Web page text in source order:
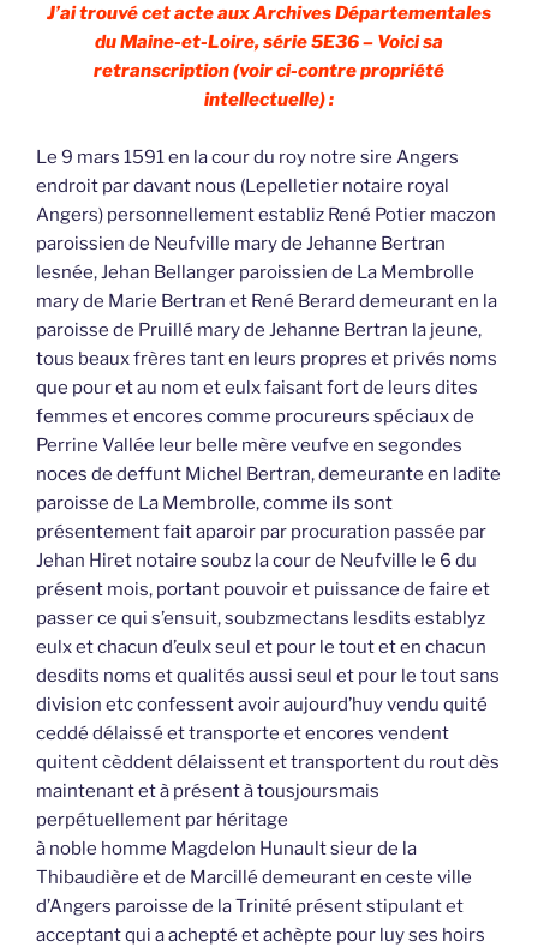
J’ai trouvé cet acte aux Archives Départementales
du Maine-et-Loire, série 5E36 – Voici sa
retranscription (voir ci-contre propriété
intellectuelle) :
Le 9 mars 1591 en la cour du roy notre sire Angers
endroit par davant nous (Lepelletier notaire royal
Angers) personnellement establiz René Potier maczon
paroissien de Neufville mary de Jehanne Bertran
lesnée, Jehan Bellanger paroissien de La Membrolle
mary de Marie Bertran et René Berard demeurant en la
paroisse de Pruillé mary de Jehanne Bertran la jeune,
tous beaux frères tant en leurs propres et privés noms
que pour et au nom et eulx faisant fort de leurs dites
femmes et encores comme procureurs spéciaux de
Perrine Vallée leur belle mère veufve en segondes
noces de deffunt Michel Bertran, demeurante en ladite
paroisse de La Membrolle, comme ils sont
présentement fait aparoir par procuration passée par
Jehan Hiret notaire soubz la cour de Neufville le 6 du
présent mois, portant pouvoir et puissance de faire et
passer ce qui s’ensuit, soubzmectans lesdits establyz
eulx et chacun d’eulx seul et pour le tout et en chacun
desdits noms et qualités aussi seul et pour le tout sans
division etc confessent avoir aujourd’huy vendu quité
ceddé délaissé et transporte et encores vendent
quitent cèddent délaissent et transportent du rout dès
maintenant et à présent à tousjoursmais
perpétuellement par héritage
à noble homme Magdelon Hunault sieur de la
Thibaudière et de Marcillé demeurant en ceste ville
d’Angers paroisse de la Trinité présent stipulant et
acceptant qui a achepté et achèpte pour luy ses hoirs